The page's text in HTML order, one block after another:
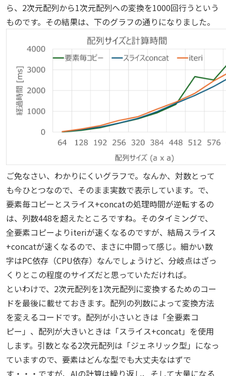
ら、2次元配列から1次元配列への変換を1000回行うという
ものです。その結果は、下のグラフの通りになりました。
ご免なさい、わかりにくいグラフで。なんか、対数とって
も今ひとつなので、そのまま実数で表示しています。で、
要素毎コピーとスライス+concatの処理時間が逆転するの
は、列数448を超えたところですね。そのタイミングで、
全要素コピーよりiteriが速くなるのですが、結局スライス
+concatが速くなるので、まさに中間って感じ。細かい数
字はPC依存（CPU依存）なんでしょうけど、分岐点はざっ
くりとこの程度のサイズだと思っていただければ。
といわけで、2次元配列を1次元配列に変換するためのコー
ドを最後に載せておきます。配列の列数によって変換方法
を変えるコードです。配列が小さいときは「全要素コ
ピー」、配列が大きいときは「スライス+concat」を使用
します。引数となる2次元配列は「ジェネリック型」になっ
ていますので、要素はどんな型でも大丈夫なはずで
す・・・ですが、AIの計算は繰り返し、そして大量になる